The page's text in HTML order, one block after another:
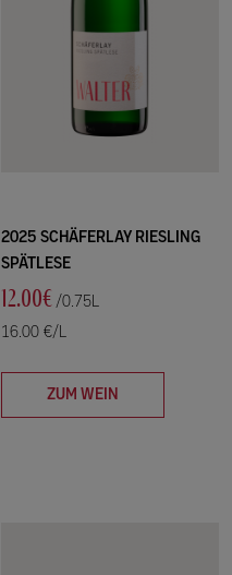
2025 SCHÄFERLAY RIESLING
SPÄTLESE
12.00€ /0.75L
16.00 €/L
ZUM WEIN